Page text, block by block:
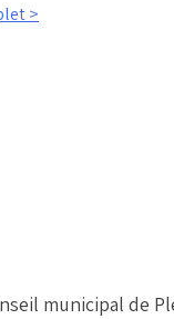
>
municipal de